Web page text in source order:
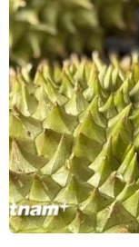
Anh phát
tại một trang
29/11/2020 13:19
Chính phủ Anh